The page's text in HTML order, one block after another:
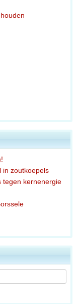
in zoutkoepels
tegen kernenergie